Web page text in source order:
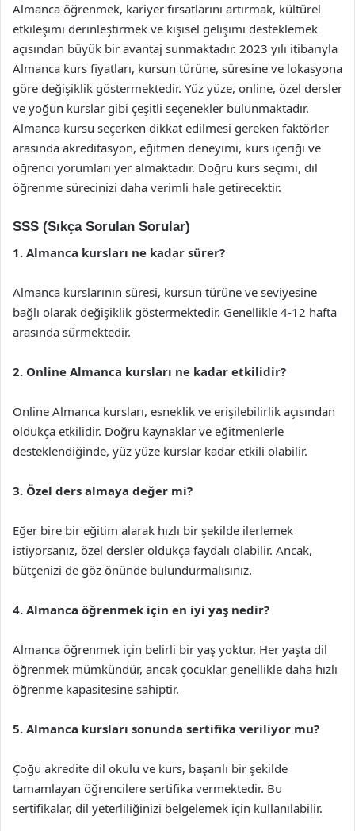
Almanca öğrenmek, kariyer fırsatlarını artırmak, kültürel
etkileşimi derinleştirmek ve kişisel gelişimi desteklemek
açısından büyük bir avantaj sunmaktadır. 2023 yılı itibarıyla
Almanca kurs fiyatları, kursun türüne, süresine ve lokasyona
göre değişiklik göstermektedir. Yüz yüze, online, özel dersler
ve yoğun kurslar gibi çeşitli seçenekler bulunmaktadır.
Almanca kursu seçerken dikkat edilmesi gereken faktörler
arasında akreditasyon, eğitmen deneyimi, kurs içeriği ve
öğrenci yorumları yer almaktadır. Doğru kurs seçimi, dil
öğrenme sürecinizi daha verimli hale getirecektir.
SSS (Sıkça Sorulan Sorular)
1. Almanca kursları ne kadar sürer?
Almanca kurslarının süresi, kursun türüne ve seviyesine
bağlı olarak değişiklik göstermektedir. Genellikle 4-12 hafta
arasında sürmektedir.
2. Online Almanca kursları ne kadar etkilidir?
Online Almanca kursları, esneklik ve erişilebilirlik açısından
oldukça etkilidir. Doğru kaynaklar ve eğitmenlerle
desteklendiğinde, yüz yüze kurslar kadar etkili olabilir.
3. Özel ders almaya değer mi?
Eğer bire bir eğitim alarak hızlı bir şekilde ilerlemek
istiyorsanız, özel dersler oldukça faydalı olabilir. Ancak,
bütçenizi de göz önünde bulundurmalısınız.
4. Almanca öğrenmek için en iyi yaş nedir?
Almanca öğrenmek için belirli bir yaş yoktur. Her yaşta dil
öğrenmek mümkündür, ancak çocuklar genellikle daha hızlı
öğrenme kapasitesine sahiptir.
5. Almanca kursları sonunda sertifika veriliyor mu?
Çoğu akredite dil okulu ve kurs, başarılı bir şekilde
tamamlayan öğrencilere sertifika vermektedir. Bu
sertifikalar, dil yeterliliğinizi belgelemek için kullanılabilir.